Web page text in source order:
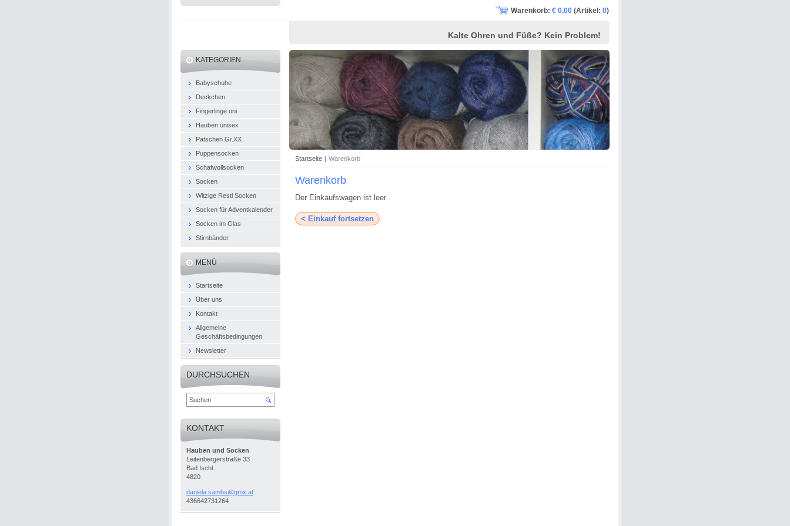
Kalte Ohren und Füße? Kein Problem!
Startseite | Warenkorb
Warenkorb
Der Einkaufswagen ist leer
KATEGORIEN
Babyschuhe
Deckchen
Fingerlinge uni
Hauben unisex
Patschen Gr.XX
Puppensocken
Schafwollsocken
Socken
Witzige Restl Socken
Socken für Adventkalender
Socken im Glas
Stirnbänder
MENÜ
Startseite
Über uns
Kontakt
Allgemeine
Geschäftsbedingungen
Newsletter
DURCHSUCHEN
KONTAKT
Hauben und Socken
Leitenbergerstraße 33
Bad Ischl
4820
daniela. sambs@gmx.at
436642731264
Warenkorb: € 0,00 (Artikel: 0)